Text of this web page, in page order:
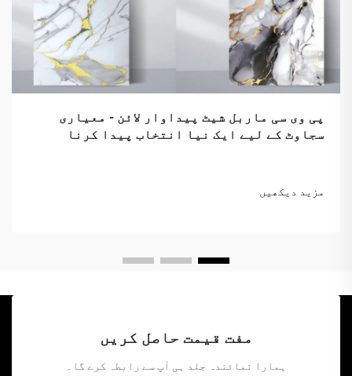
پی وی سی ماربل شیٹ پیداوار لائن - معیاری
سجاوٹ کے لیے ایک نیا انتخاب پیدا کرنا
مزید دیکھیں
مفت قیمت حاصل کریں
ہمارا نمائندہ جلد ہی آپ سے رابطہ کرے گا۔